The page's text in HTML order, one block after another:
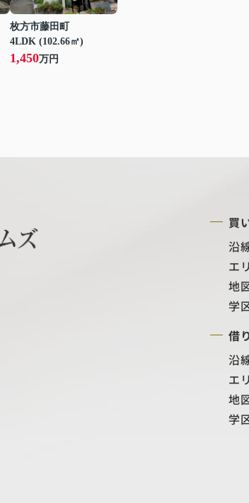
枚方市藤田町
4LDK (102.66㎡)
1,450万円
買
沿
エ
地
学
借
沿
エ
地
学